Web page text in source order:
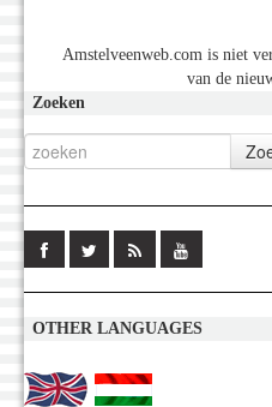
Amstelveenweb.com is niet
van de
Zoeken
OTHER LANGUAGES